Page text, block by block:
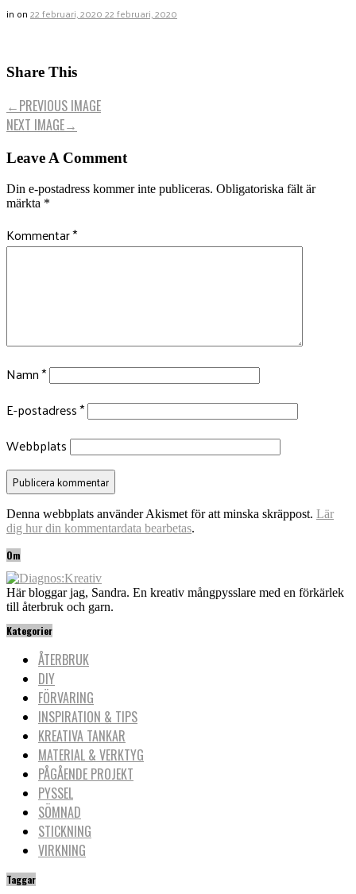
in on22 februari, 202022 februari, 2020
Share This
←PREVIOUS IMAGE
NEXT IMAGE→
Leave A Comment
Din e-postadress kommer inte publiceras. Obligatoriska fält är
märkta *
Kommentar*
Namn*
E-postadress*
Webbplats
Denna webbplats använder Akismet för att minska skräppost. Lär
dig hur din kommentardata bearbetas.
Om
Här bloggar jag, Sandra. En kreativ mångpysslare med en förkärlek
till återbruk och garn.
Kategorier
ÅTERBRUK
DIY
FÖRVARING
INSPIRATION & TIPS
KREATIVA TANKAR
MATERIAL & VERKTYG
PÅGÅENDE PROJEKT
PYSSEL
SÖMNAD
STICKNING
VIRKNING
Taggar